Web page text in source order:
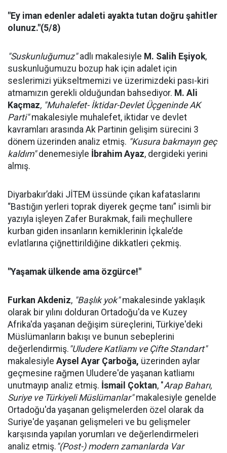
"Ey iman edenler adaleti ayakta tutan doğru şahitler
olunuz."(5/8)
"Suskunluğumuz"adlı makalesiyle M. Salih Eşiyok,
suskunluğumuzu bozup hak için adalet için
seslerimizi yükseltmemizi ve üzerimizdeki pası-kiri
atmamızın gerekli olduğundan bahsediyor. M. Ali
Kaçmaz, "Muhalefet- İktidar-Devlet Üçgeninde AK
Parti"makalesiyle muhalefet, iktidar ve devlet
kavramları arasında Ak Partinin gelişim sürecini 3
dönem üzerinden analiz etmiş. "Kusura bakmayın geç
kaldım"denemesiyle İbrahim Ayaz, dergideki yerini
almış.
Diyarbakır’daki JİTEM üssünde çıkan kafataslarını
“Bastığın yerleri toprak diyerek geçme tanı” isimli bir
yazıyla işleyen Zafer Burakmak, faili meçhullere
kurban giden insanların kemiklerinin İçkale’de
evlatlarına çiğnettirildiğine dikkatleri çekmiş.
"Yaşamak ülkende ama özgürce!"
Furkan Akdeniz, "Başlık yok"makalesinde yaklaşık
olarak bir yılını dolduran Ortadoğu'da ve Kuzey
Afrika'da yaşanan değişim süreçlerini, Türkiye'deki
Müslümanların bakışı ve bunun sebeplerini
değerlendirmiş. "Uludere Katliamı ve Çifte Standart"
makalesiyle Aysel Ayar Çarboğa, üzerinden aylar
geçmesine rağmen Uludere'de yaşanan katliamı
unutmayıp analiz etmiş. İsmail Çoktan, "Arap Baharı,
Suriye ve Türkiyeli Müslümanlar"makalesiyle genelde
Ortadoğu'da yaşanan gelişmelerden özel olarak da
Suriye'de yaşanan gelişmeleri ve bu gelişmeler
karşısında yapılan yorumları ve değerlendirmeleri
analiz etmiş. "(Post-) modern zamanlarda Var